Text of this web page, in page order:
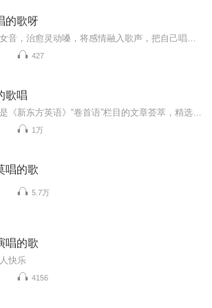
的歌呀
427
歌唱
1万
唱的歌
5.7万
唱的歌
快乐
4156